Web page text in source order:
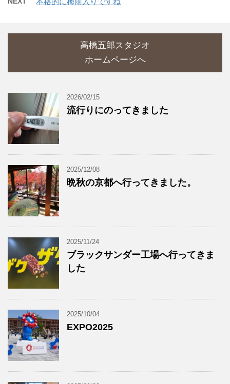
高橋五郎スタジオ
ホームページへ
2026/02/15
流行りにのってきました
2025/12/08
晩秋の京都へ行ってきました。
2025/11/24
ブラックサンダー工場へ行ってきま
した
2025/10/04
EXPO2025